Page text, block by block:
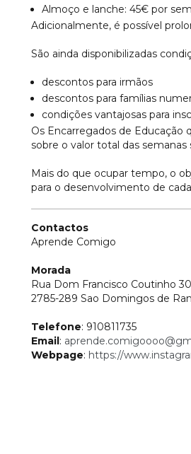
Almoço e lanche: 45€ por
Adicionalmente, é possível
São ainda disponibilizadas
descontos para irmãos
descontos para famílias
condições vantajosas para
Os Encarregados de Educação
sobre o valor total das semanas
Mais do que ocupar tempo, o
para o desenvolvimento de
Contactos
Aprende Comigo
Morada
Rua Dom Francisco Coutinho
2785-289 Sao Domingos de
Telefone: 910811735
Email:
Webpage: https://